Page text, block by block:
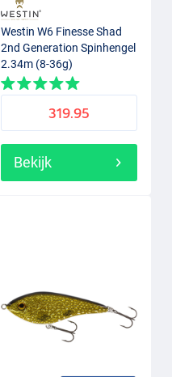
Westin W6 Finesse Shad
2nd Generation Spinhengel
2.34m (8-36g)
319.95
Bekijk